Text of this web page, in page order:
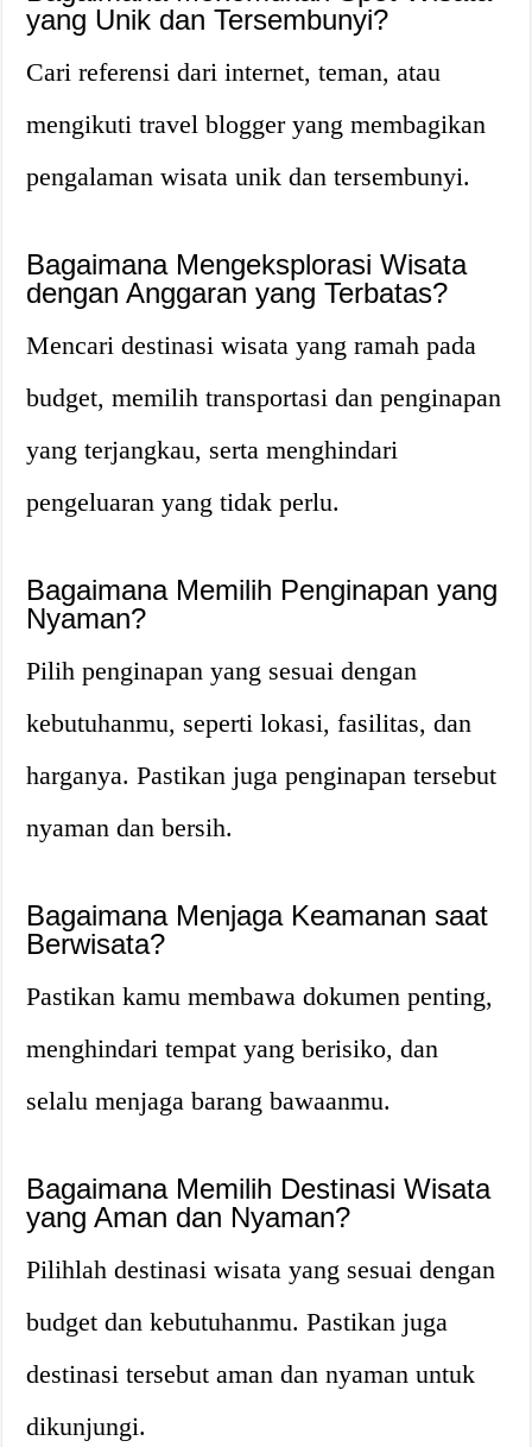
yang Unik dan Tersembunyi?
Cari referensi dari internet, teman, atau
mengikuti travel blogger yang membagikan
pengalaman wisata unik dan tersembunyi.
Bagaimana Mengeksplorasi Wisata
dengan Anggaran yang Terbatas?
Mencari destinasi wisata yang ramah pada
budget, memilih transportasi dan penginapan
yang terjangkau, serta menghindari
pengeluaran yang tidak perlu.
Bagaimana Memilih Penginapan yang
Nyaman?
Pilih penginapan yang sesuai dengan
kebutuhanmu, seperti lokasi, fasilitas, dan
harganya. Pastikan juga penginapan tersebut
nyaman dan bersih.
Bagaimana Menjaga Keamanan saat
Berwisata?
Pastikan kamu membawa dokumen penting,
menghindari tempat yang berisiko, dan
selalu menjaga barang bawaanmu.
Bagaimana Memilih Destinasi Wisata
yang Aman dan Nyaman?
Pilihlah destinasi wisata yang sesuai dengan
budget dan kebutuhanmu. Pastikan juga
destinasi tersebut aman dan nyaman untuk
dikunjungi.